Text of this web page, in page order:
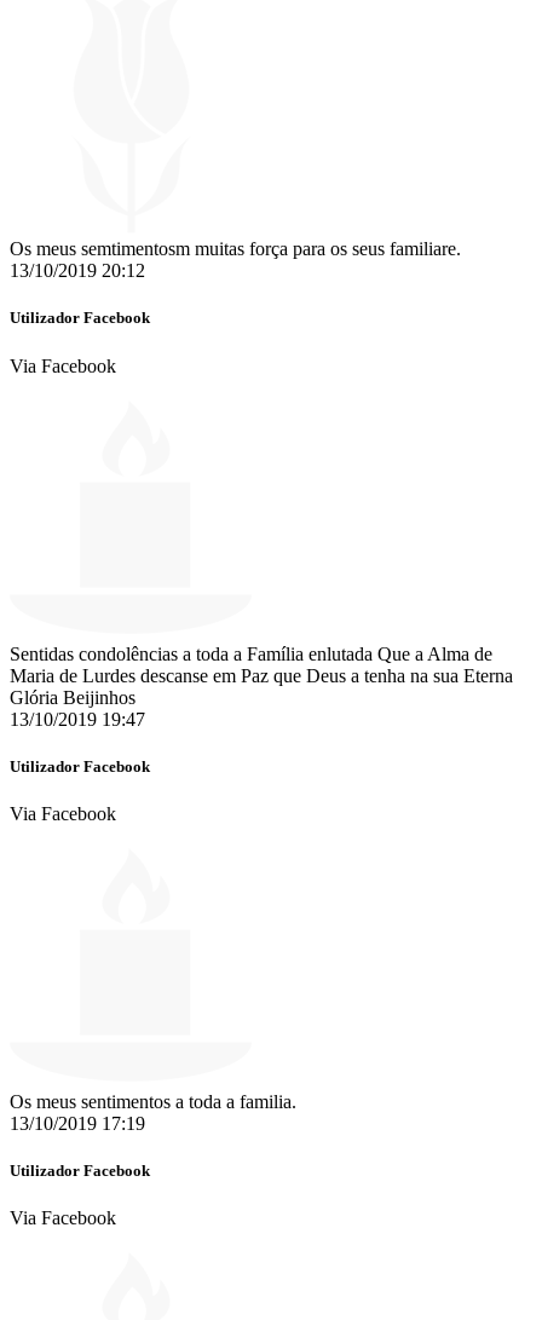
Os meus semtimentosm muitas força para os seus familiare.
13/10/2019 20:12
Utilizador Facebook
Via Facebook
Sentidas condolências a toda a Família enlutada Que a Alma de
Maria de Lurdes descanse em Paz que Deus a tenha na sua Eterna
Glória Beijinhos
13/10/2019 19:47
Utilizador Facebook
Via Facebook
Os meus sentimentos a toda a familia.
13/10/2019 17:19
Utilizador Facebook
Via Facebook